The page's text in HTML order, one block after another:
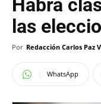
Habrá
las
Por Redacción Carlos Paz
WhatsApp